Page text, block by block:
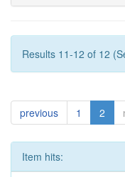
Results 11-12 of 12
previous 1 2
Item hits: